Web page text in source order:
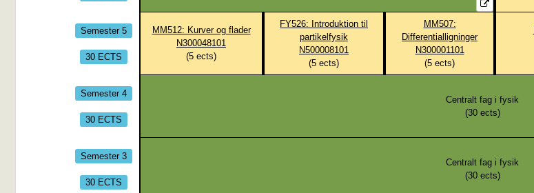
Semester 5
30 ECTS
MM512: Kurver og flader
N300048101
(5 ects)
FY526: Introduktion til
partikelfysik
N500008101
(5 ects)
MM507:
Differentialligninger
N300001101
(5 ects)
Semester 4
30 ECTS
Centralt fag i fysik
(30ects)
Semester 3
30 ECTS
Centralt fag i fysik
(30ects)